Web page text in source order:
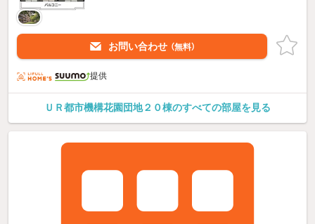
お問い合わせ （無料）
提供
ＵＲ都市機構花園団地２０棟のすべての部屋を見る